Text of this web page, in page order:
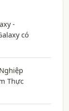
-
có
Thực